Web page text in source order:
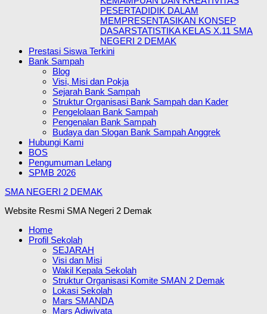
PESERTADIDIK DALAM
MEMPRESENTASIKAN KONSEP
DASARSTATISTIKA KELAS X.11 SMA
NEGERI 2 DEMAK
Prestasi Siswa Terkini
Bank Sampah
Blog
Visi, Misi dan Pokja
Sejarah Bank Sampah
Struktur Organisasi Bank Sampah dan Kader
Pengelolaan Bank Sampah
Pengenalan Bank Sampah
Budaya dan Slogan Bank Sampah Anggrek
Hubungi Kami
BOS
Pengumuman Lelang
SPMB 2026
SMA NEGERI 2 DEMAK
Website Resmi SMA Negeri 2 Demak
Home
Profil Sekolah
SEJARAH
Visi dan Misi
Wakil Kepala Sekolah
Struktur Organisasi Komite SMAN 2 Demak
Lokasi Sekolah
Mars SMANDA
Mars Adiwiyata